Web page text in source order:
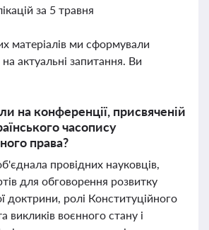
за 5 травня
матеріалів ми сформували
на актуальні запитання. Ви
на конференції, присвяченій
часопису
права?
провідних науковців,
для обговорення розвитку
доктрини, ролі Конституційного
викликів воєнного стану і